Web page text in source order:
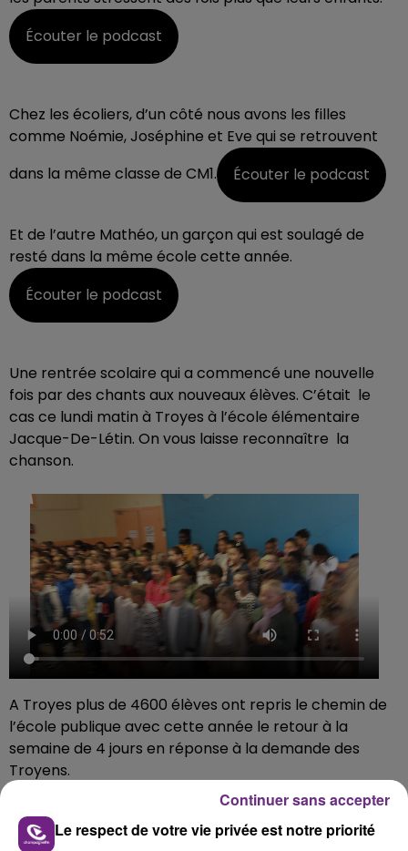
Écouter le podcast
Chez les écoliers, d’un côté nous avons les filles
comme Noémie, Joséphine et Eve qui se retrouvent
dans la même classe de CM1.
Écouter le podcast
Et de l’autre Mathéo, un garçon qui est soulagé de
resté dans la même école cette année.
Écouter le podcast
Une rentrée scolaire qui a commencé une nouvelle
fois par des chants aux nouveaux élèves. C’était le
cas ce lundi matin à Troyes à l’école élémentaire
Jacque-De-Létin. On vous laisse reconnaître la
chanson.
A Troyes plus de 4600 élèves ont repris le chemin de
l’école publique avec cette année le retour à la
semaine de 4 jours en réponse à la demande des
Troyens.
FIL D'ACTUS
Le respect de votre vie privée est notre priorité
Continuer sans accepter